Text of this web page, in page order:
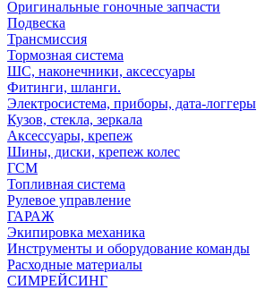
Оригинальные гоночные запчасти
Подвеска
Трансмиссия
Тормозная система
ШС, наконечники, аксессуары
Фитинги, шланги.
Электросистема, приборы, дата-логгеры
Кузов, стекла, зеркала
Аксессуары, крепеж
Шины, диски, крепеж колес
ГСМ
Топливная система
Рулевое управление
ГАРАЖ
Экипировка механика
Инструменты и оборудование команды
Расходные материалы
СИМРЕЙСИНГ